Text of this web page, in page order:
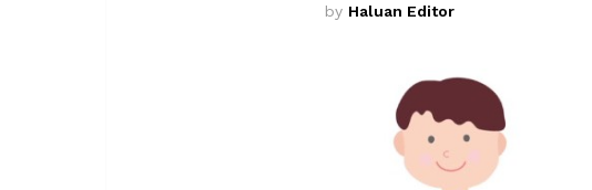
by Haluan Editor